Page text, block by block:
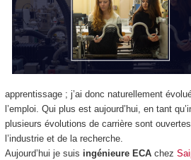
apprentissage ; j’ai donc naturellement
l’emploi. Qui plus est aujourd’hui, en tant
plusieurs évolutions de carrière sont
l’industrie et de la recherche.
Aujourd’hui je suis ingénieure ECAchez